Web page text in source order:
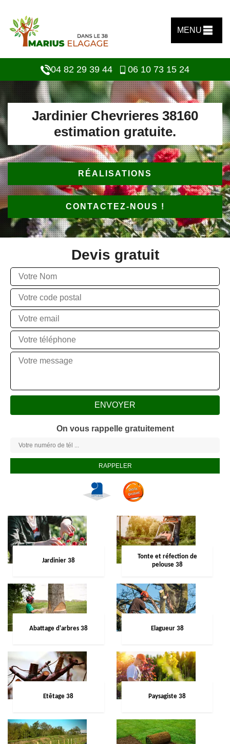
MENU
04 82 29 39 44 06 10 73 15 24
Jardinier Chevrieres 38160
estimation gratuite.
RÉALISATIONS
CONTACTEZ-NOUS !
Devis gratuit
On vous rappelle gratuitement
Jardinier 38
Tonte et réfection de
pelouse 38
Abattage d'arbres 38 Elagueur 38
Etêtage 38 Paysagiste 38